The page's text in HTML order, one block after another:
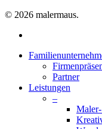
© 2026 malermaus.
Close
Partner
Leistungen
–